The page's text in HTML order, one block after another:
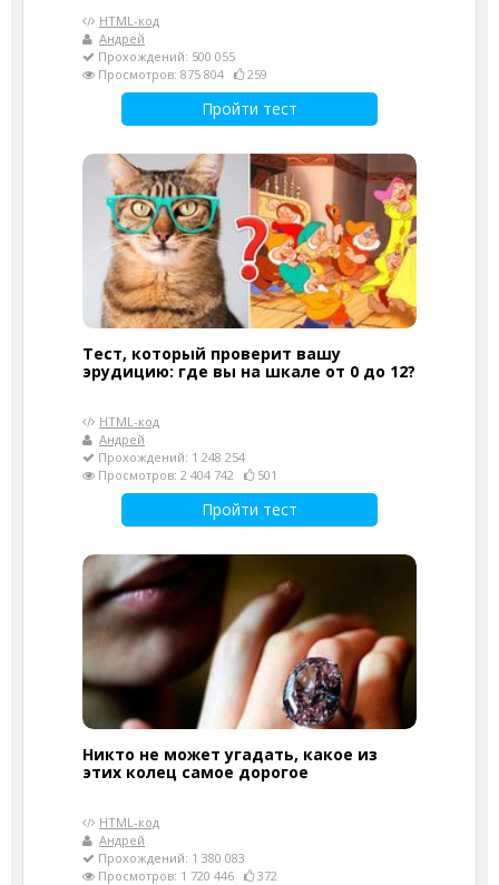
HTML-код
Андрей
Прохождений: 500 055
Просмотров: 875 804
259
Пройти тест
Тест, который проверит вашу
эрудицию: где вы на шкале от 0 до 12?
HTML-код
Андрей
Прохождений: 1 248 254
Просмотров: 2 404 742
501
Пройти тест
Никто не может угадать, какое из
этих колец самое дорогое
HTML-код
Андрей
Прохождений: 1 380 083
Просмотров: 1 720 446
372